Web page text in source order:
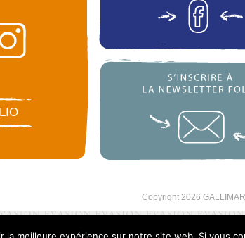
Copyright 2026
Contact Mentions légales Politique de